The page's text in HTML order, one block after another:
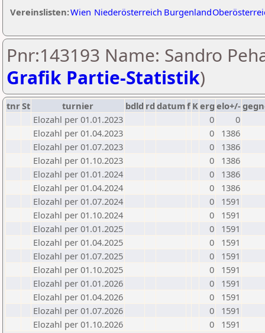
Vereinslisten:Wien Niederösterreich Burgenland
Pnr:143193 Name: Sandro
Grafik Partie-Statistik)
tnrSt turnier bdld rd datumf Kerg elo+/-
Elozahl per 01.01.2023
0
0
Elozahl per 01.04.2023
0
1386
Elozahl per 01.07.2023
0
1386
Elozahl per 01.10.2023
0
1386
Elozahl per 01.01.2024
0
1386
Elozahl per 01.04.2024
0
1386
Elozahl per 01.07.2024
0
1591
Elozahl per 01.10.2024
0
1591
Elozahl per 01.01.2025
0
1591
Elozahl per 01.04.2025
0
1591
Elozahl per 01.07.2025
0
1591
Elozahl per 01.10.2025
0
1591
Elozahl per 01.01.2026
0
1591
Elozahl per 01.04.2026
0
1591
Elozahl per 01.07.2026
0
1591
Elozahl per 01.10.2026
0 1591